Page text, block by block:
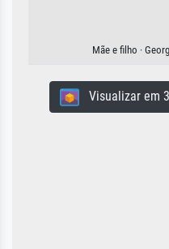
Mãe e filho ·
Visualizar em